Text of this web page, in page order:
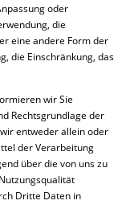
oder
die
eine andere Form der
die Einschränkung, das
wir Sie
Rechtsgrundlage der
entweder allein oder
der Verarbeitung
über die von uns zu
Dritte Daten in